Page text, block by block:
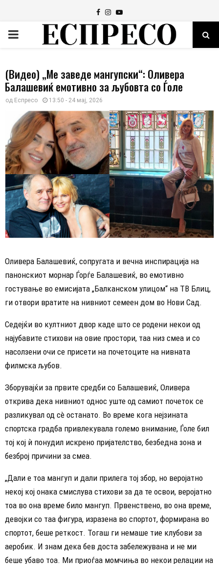
Facebook
Instagram
Youtube
PRIMARY
(Видео) „Ме заведе мангупски“: Оливера
Балашевиќ емотивно за љубовта со Ѓоле
од Еспресо 13:50 - 24 мај, 2026
Оливера Балашевиќ, сопругата и вечна инспирација на
панонскиот морнар Ѓорѓе Балашевиќ, во емотивно
гостување во емисијата „Балканском улицом“ на ТВ Блиц,
ги отвори вратите на нивниот семеен дом во Нови Сад.
Седејќи во култниот двор каде што се родени некои од
најубавите стихови на овие простори, таа низ смеа и со
насолзени очи се присети на почетоците на нивната
филмска љубов.
​Зборувајќи за првите средби со Балашевиќ, Оливера
открива дека нивниот однос уште од самиот почеток се
разликувал од сè останато. Во време кога нејзината
спортска градба привлекувала големо внимание, Ѓоле бил
тој кој ѝ понудил искрено пријателство, безбедна зона и
безброј причини за смеа.
​„Дали е тоа мангуп и дали прилега тој збор, но веројатно
некој кој онака смислува стихови за да те освои, веројатно
тоа во она време било мангуп. ​Првенствено, во она време,
девојки со таа фигура, изразена во спортот, формирана во
спортот, беше реткост. Тогаш ги немаше тие клубови за
аеробик. И знам дека бев доста забележувана и не ми
беше убаво тоа. Ми приоѓаа момчиња во некои релации на